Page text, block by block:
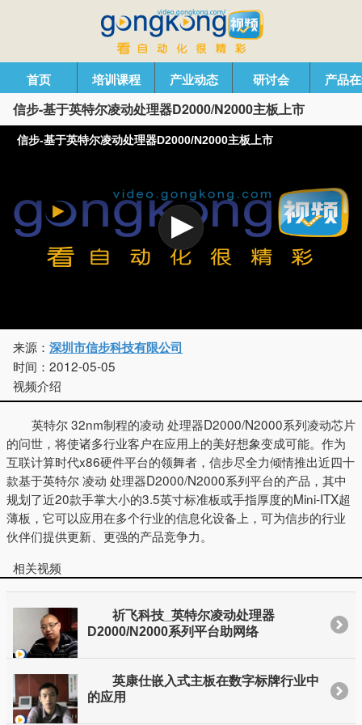
首页 培训课程 产业动态 研讨会 产品
信步-基于英特尔凌动处理器D2000/N2000主板上市
信步-基于英特尔凌动处理器D2000/N2000主板上市
来源： 深圳市信步科技有限公司
时间： 2012-05-05
视频介绍
英特尔 32nm制程的凌动 处理器D2000/N2000系列凌动芯片
的问世，将使诸多行业客户在应用上的美好想象变成可能。作为
互联计算时代x86硬件平台的领舞者，信步尽全力倾情推出近四十
款基于英特尔 凌动 处理器D2000/N2000系列平台的产品，其中
规划了近20款手掌大小的3.5英寸标准板或手指厚度的Mini-ITX超
薄板，它可以应用在多个行业的信息化设备上，可为信步的行业
伙伴们提供更新、更强的产品竞争力。
相关视频
祈飞科技_英特尔凌动处理器
D2000/N2000系列平台助网络
英康仕嵌入式主板在数字标牌行业中
的应用